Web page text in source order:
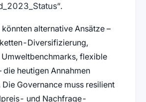
.
alternative Ansätze –
Diversifizierung,
flexible
heutigen Annahmen
Governance muss resilient
und Nachfrage-